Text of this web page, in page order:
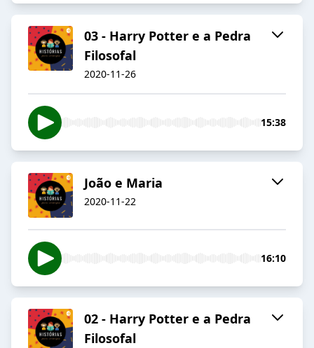
03 - Harry Potter e a Pedra
Filosofal
2020-11-26
15:38
João e Maria
2020-11-22
16:10
02 - Harry Potter e a Pedra
Filosofal